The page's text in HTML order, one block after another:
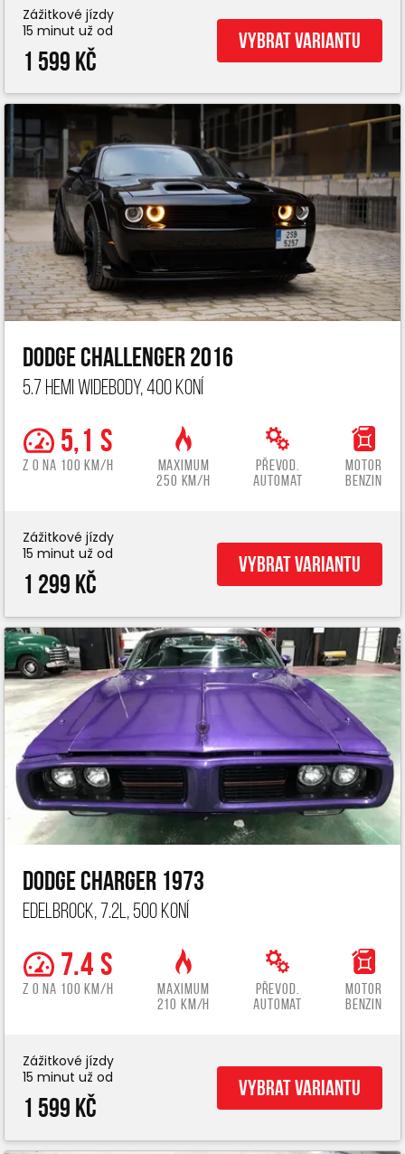
Zážitkové jízdy
15 minut už od
1 599 Kč
Vybrat variantu
Dodge Challenger 2016
5.7 Hemi widebody, 400 koní
5,1 s
z 0 na 100 km/h
Maximum
250 km/h
Převod.
automat
Motor
benzin
Zážitkové jízdy
15 minut už od
1 299 Kč
Vybrat variantu
Dodge Charger 1973
Edelbrock, 7.2L, 500 koní
7.4 s
z 0 na 100 km/h
Maximum
210 km/h
Převod.
automat
Motor
benzin
Zážitkové jízdy
15 minut už od
1 599 Kč
Vybrat variantu